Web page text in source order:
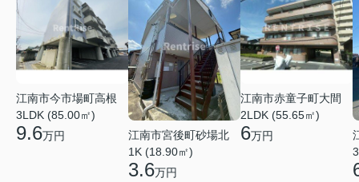
江南市今市場町高根
3LDK (85.00㎡)
9.6万円
江南市宮後町砂場北
1K (18.90㎡)
3.6万円
江南市赤童子町大間
2LDK (55.65㎡)
6万円